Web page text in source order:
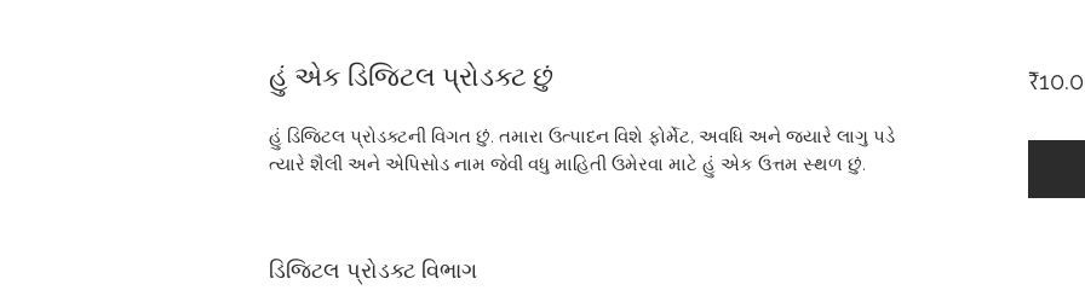
હું એક ડિજિટલ પ્રોડક્ટ છું
હું ડિજિટલ પ્રોડક્ટની વિગત છું. તમારા ઉત્પાદન વિશે ફોર્મેટ, અવધિ અને જ્યારે લાગુ પડે
ત્યારે શૈલી અને એપિસોડ નામ જેવી વધુ માહિતી ઉમેરવા માટે હું એક ઉત્તમ સ્થળ છું.
ડિજિટલ પ્રોડક્ટ વિભાગ